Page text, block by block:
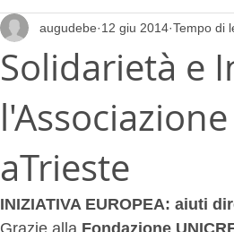
Solidarietà e
aTrieste
augudebe 12 giu 2014 Tempo di
INIZIATIVA EUROPEA: aiuti
Grazie alla Fondazione